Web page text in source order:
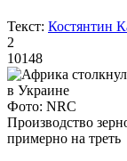
Текст: Костянтин
2
10148
Фото: NRC
Производство
примерно на треть